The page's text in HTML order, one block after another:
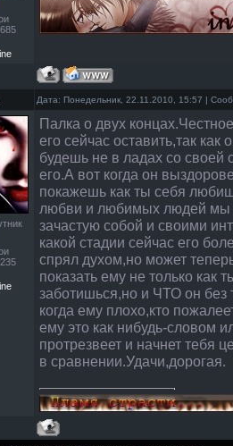
685
Дата: Понедельник, 22.11.2010, 15:57 |
235
Палка о двух
его сейчас оставить,так как
будешь не в ладах со
его.А вот когда он
покажешь как ты себя
любви и любимых людей мы
зачастую собой и своими
какой стадии сейчас его
спрял духом,но может
показать ему не только как
заботишься,но и ЧТО он без
когда ему плохо,кто
ему это как нибудь-словом
протрезвеет и начнет тебя
в сравнении.Удачи,дорогая.